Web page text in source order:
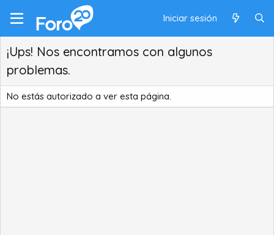
Iniciar sesión
¡Ups! Nos encontramos con algunos
problemas.
No estás autorizado a ver esta página.